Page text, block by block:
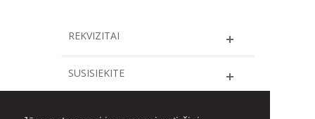
REKVIZITAI
SUSISIEKITE